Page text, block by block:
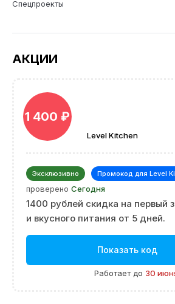
Спецпроекты
АКЦИИ
Level Kitchen
1 400 ₽
Эксклюзивно Промокод для Level
проверено Сегодня
1400 рублей скидка на первый
и вкусного питания от 5 дней.
Показать код
Работает до 30